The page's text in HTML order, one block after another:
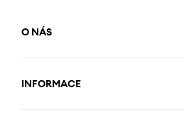
O NÁS
INFORMACE